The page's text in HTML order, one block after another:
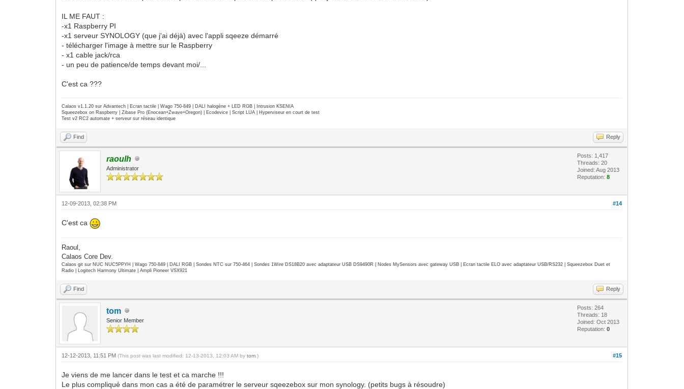
IL ME FAUT :
-x1 Raspberry PI
-x1 serveur SYNOLOGY (que j'ai déjà) avec l'appli sqeeze démarré
- télécharger l'image à mettre sur le Raspberry
- x1 cable jack/rca
- un peu de patience/de temps devant moi/...
C'est ca ???
Calaos v1.1.20 sur Advantech | Ecran tactile | Wago 750-849 | DALI halogène + LED RGB | Intrusion KSENIA
Squeezebox on Raspberry | Zibase Pro (Enocean+Zwave+Oregon) | Ecodevice | Script LUA | Hyperviseur en court de test
Test v2 RC2 automate + serveur sur réseau identique
Find Reply
raoulh
Administrator
Posts: 1,417
Threads: 20
Joined: Aug 2013
Reputation:8
#14
12-09-2013, 02:38 PM
C'est ca
Raoul,
Calaos Core Dev.
Calaos git sur NUC NUC5PPYH | Wago 750-849 | DALI RGB | Sondes NTC sur 750-464 | Sondes 1Wire DS18B20 avec adaptateur USB DS9490R | Nodes MySensors avec gateway USB | Ecran tactile ELO avec adaptateur USB/RS232 | Squeezebox Duet et
Radio | Logitech Harmony Ultimate | Ampli Pioneer VSX921
Find Reply
tom
Senior Member
Posts: 264
Threads: 18
Joined: Oct 2013
Reputation:0
#15
12-12-2013, 11:51 PM(This post was last modified: 12-13-2013, 12:03 AM bytom .)
Je viens de me lancer dans le test et ca marche !!!
Le plus compliqué dans mon cas a été de paramétrer le serveur sqeezebox sur mon synology. (petits bugs à résoudre)